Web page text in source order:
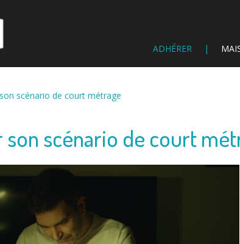
ADHÉRER |
scénario de court métrage
scénario de court